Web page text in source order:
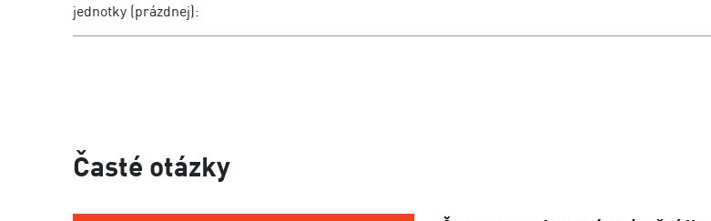
jednotky (prázdnej):
Časté otázky